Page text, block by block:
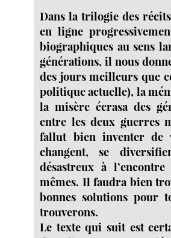
Dans la trilogie des
en ligne
biographiques au sens
générations, il nous
des jours meilleurs que
politique actuelle), la
la misère écrasa des
entre les deux guerres
fallut bien inventer de
changent, se
désastreux à
mêmes. Il faudra bien
bonnes solutions pour
trouverons.
Le texte qui suit est